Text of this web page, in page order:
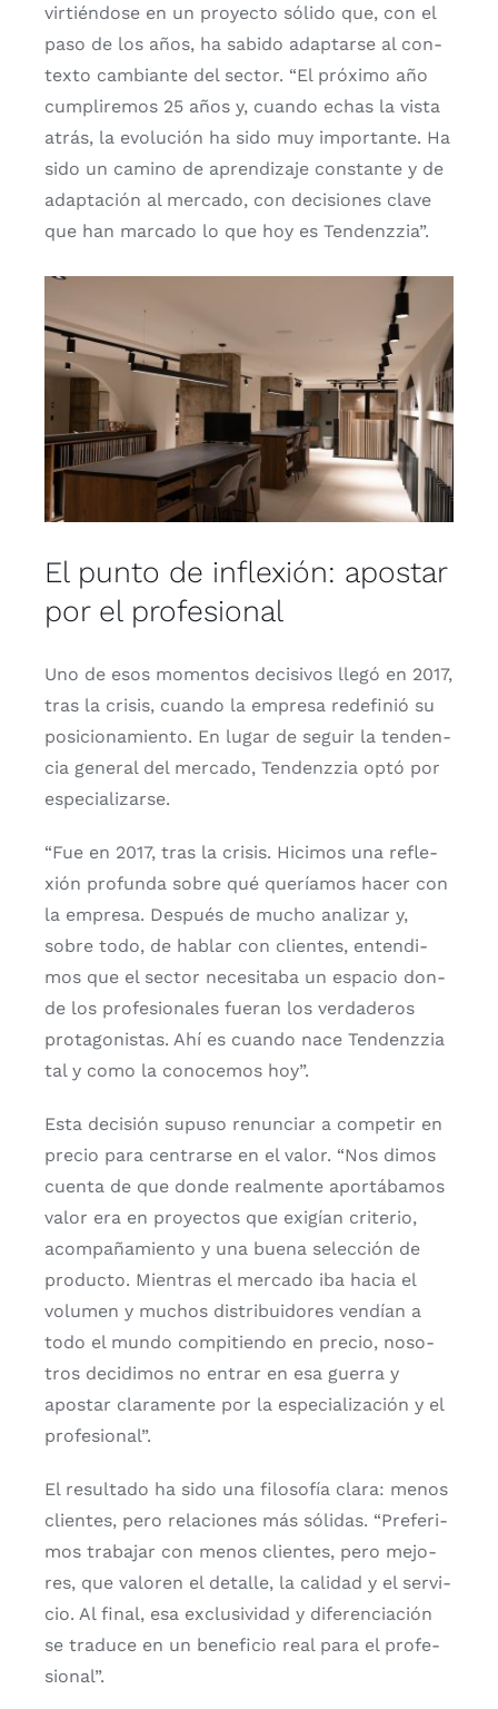
vir­tién­do­se en un pro­yec­to sóli­do que, con el
paso de los años, ha sabi­do adap­tar­se al con­
tex­to cam­bian­te del sec­tor. “El pró­xi­mo año
cum­pli­re­mos 25 años y, cuan­do echas la vis­ta
atrás, la evo­lu­ción ha sido muy impor­tan­te. Ha
sido un camino de apren­di­za­je cons­tan­te y de
adap­ta­ción al mer­ca­do, con deci­sio­nes cla­ve
que han mar­ca­do lo que hoy es Ten­denz­zia”.
El punto de inflexión: apostar
por el profesional
Uno de esos momen­tos deci­si­vos lle­gó en 2017,
tras la cri­sis, cuan­do la empre­sa rede­fi­nió su
posi­cio­na­mien­to. En lugar de seguir la ten­den­
cia gene­ral del mer­ca­do, Ten­denz­zia optó por
espe­cia­li­zar­se.
“Fue en 2017, tras la cri­sis. Hici­mos una refle­
xión pro­fun­da sobre qué que­ría­mos hacer con
la empre­sa. Des­pués de mucho ana­li­zar y,
sobre todo, de hablar con clien­tes, enten­di­
mos que el sec­tor nece­si­ta­ba un espa­cio don­
de los pro­fe­sio­na­les fue­ran los ver­da­de­ros
pro­ta­go­nis­tas. Ahí es cuan­do nace Ten­denz­zia
tal y como la cono­ce­mos hoy”.
Esta deci­sión supu­so renun­ciar a com­pe­tir en
pre­cio para cen­trar­se en el valor. “Nos dimos
cuen­ta de que don­de real­men­te apor­tá­ba­mos
valor era en pro­yec­tos que exi­gían cri­te­rio,
acom­pa­ña­mien­to y una bue­na selec­ción de
pro­duc­to. Mien­tras el mer­ca­do iba hacia el
volu­men y muchos dis­tri­bui­do­res ven­dían a
todo el mun­do com­pi­tien­do en pre­cio, noso­
tros deci­di­mos no entrar en esa gue­rra y
apos­tar cla­ra­men­te por la espe­cia­li­za­ción y el
pro­fe­sio­nal”.
El resul­ta­do ha sido una filo­so­fía cla­ra: menos
clien­tes, pero rela­cio­nes más sóli­das. “Pre­fe­ri­
mos tra­ba­jar con menos clien­tes, pero mejo­
res, que valo­ren el deta­lle, la cali­dad y el ser­vi­
cio. Al final, esa exclu­si­vi­dad y dife­ren­cia­ción
se tra­du­ce en un bene­fi­cio real para el pro­fe­
sio­nal”.